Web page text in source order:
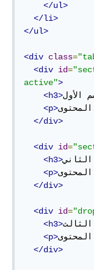
</ul>
</li>
</ul>
<div class=
<div id=
active">
<h3>الأول
<p>
</div>
<div id=
<h3>
<p>
</div>
<div id=
<h3>
<p>
</div>